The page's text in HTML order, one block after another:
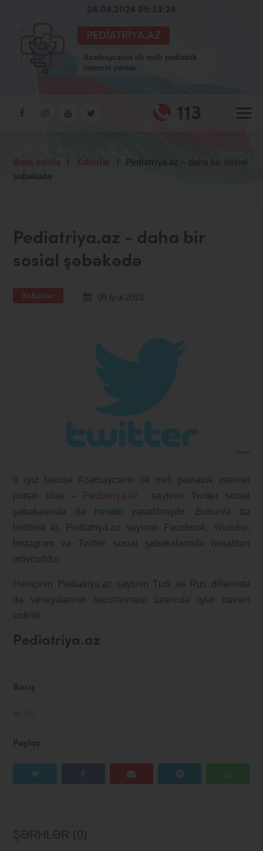
06.08.2026 05:23:26
PEDIATRIYA.AZ
Azərbaycanın ilk milli pediatrik
internet portalı
113
Əsas səhifə / Xəbərlər /
Pediatriya.az – daha bir sosial
şəbəkədə
Pediatriya.az - daha bir
sosial şəbəkədə
Xəbərlər 09 İyul 2018
Baxış
Paylaş
9 iyul tarixdə Azərbaycanın ilk milli pediatrik internet
portalı olan –
Pedi̇atri̇ya.az
saytının Twitter sosial
şəbəkəsində də hesabı yaradılmışdır. Bununla da
bildiririk ki, Pediatriya.az saytının Facebook, Youtube,
İnstagram və Twitter sosial şəbəkələrində hesabları
mövcuddur.
Həmçinin Pediatriya.az saytının Türk və Rus dillərində
də versiyalarının hazırlanması üzərində işlər davam
etdirilir.
Pediatriya.az
ŞƏRHLƏR (0)